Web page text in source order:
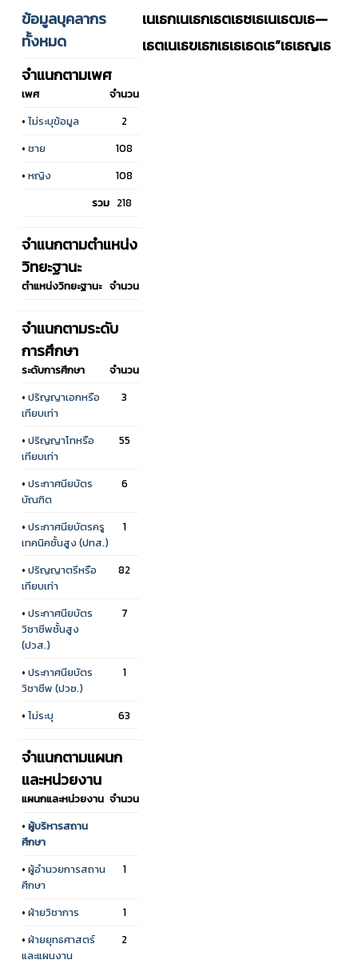
ข้อมูลบุคลากร
ทั้งหมด
จำแนกตามเพศ
เพศ
จำนวน
• ไม่ระบุข้อมูล
2
• ชาย
108
• หญิง
108
รวม 218
จำแนกตามตำแหน่ง
วิทยะฐานะ
ตำแหน่งวิทยะฐานะ จำนวน
จำแนกตามระดับ
การศึกษา
ระดับการศึกษา
จำนวน
• ปริญญาเอกหรือ
เทียบเท่า
3
• ปริญญาโทหรือ
เทียบเท่า
55
• ประกาศนียบัตร
บัณฑิต
6
• ประกาศนียบัตรครู
เทคนิคชั้นสูง (ปทส.)
1
• ปริญญาตรีหรือ
เทียบเท่า
82
• ประกาศนียบัตร
วิชาชีพชั้นสูง
(ปวส.)
7
• ประกาศนียบัตร
วิชาชีพ (ปวช.)
1
• ไม่ระบุ 63
จำแนกตามแผนก
และหน่วยงาน
แผนกและหน่วยงาน จำนวน
• ผู้บริหารสถาน
ศึกษา
• ผู้อำนวยการสถาน
ศึกษา
1
• ฝ่ายวิชาการ
1
• ฝ่ายยุทธศาสตร์
และแผนงาน
2
เนเธกเนเธกเธตเธซเธเนเธฒเธ—
เธตเนเธฃเธฑเธเธเธดเธ”เธเธญเธ